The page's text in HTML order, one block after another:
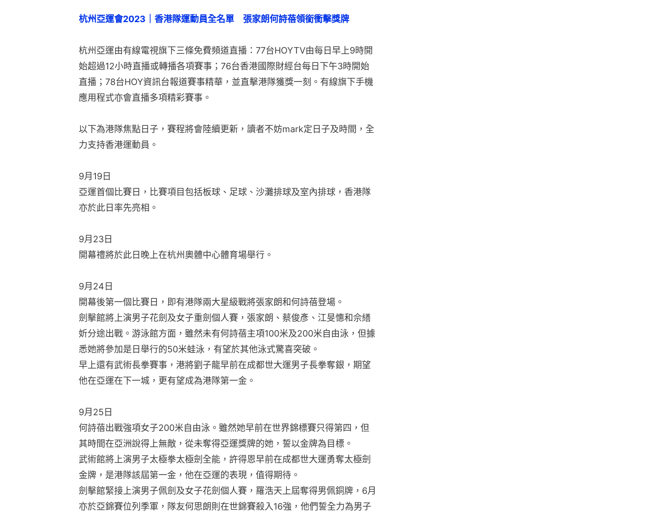
杭州亞運會2023｜香港隊運動員全名單　張家朗何詩蓓領銜衝擊獎牌
杭州亞運由有線電視旗下三條免費頻道直播：77台HOYTV由每日早上9時開
始超過12小時直播或轉播各項賽事；76台香港國際財經台每日下午3時開始
直播；78台HOY資訊台報道賽事精華，並直擊港隊獲獎一刻。有線旗下手機
應用程式亦會直播多項精彩賽事。
以下為港隊焦點日子，賽程將會陸續更新，讀者不妨mark定日子及時間，全
力支持香港運動員。
9月19日
亞運首個比賽日，比賽項目包括板球、足球、沙灘排球及室內排球，香港隊
亦於此日率先亮相。
9月23日
開幕禮將於此日晚上在杭州奧體中心體育場舉行。
9月24日
開幕後第一個比賽日，即有港隊兩大星級戰將張家朗和何詩蓓登場。
劍擊館將上演男子花劍及女子重劍個人賽，張家朗、蔡俊彥、江旻憓和佘繕
妡分途出戰。游泳館方面，雖然未有何詩蓓主項100米及200米自由泳，但據
悉她將參加是日舉行的50米蛙泳，有望於其他泳式驚喜突破。
早上還有武術長拳賽事，港將劉子龍早前在成都世大運男子長拳奪銀，期望
他在亞運在下一城，更有望成為港隊第一金。
9月25日
何詩蓓出戰強項女子200米自由泳。雖然她早前在世界錦標賽只得第四，但
其時間在亞洲說得上無敵，從未奪得亞運獎牌的她，誓以金牌為目標。
武術館將上演男子太極拳太極劍全能，許得恩早前在成都世大運勇奪太極劍
金牌，是港隊該屆第一金，他在亞運的表現，值得期待。
劍擊館緊接上演男子佩劍及女子花劍個人賽，羅浩天上屆奪得男佩銅牌，6月
亦於亞錦賽位列季軍，隊友何思朗則在世錦賽殺入16強，他們誓全力為男子